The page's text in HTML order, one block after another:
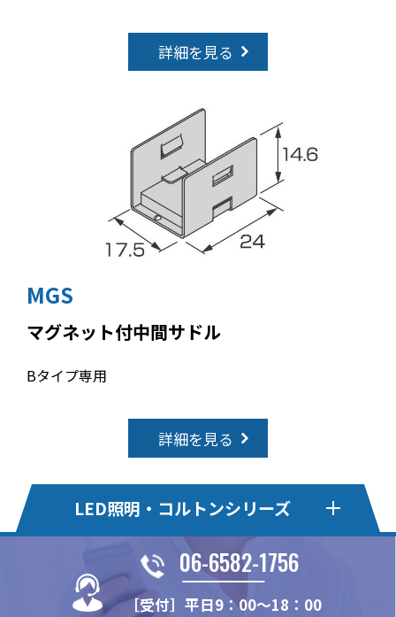
詳細を見る
MGS
マグネット付中間サドル
Bタイプ専用
詳細を見る
LED照明・コルトンシリーズ
LED照明【DC24V】シリー
LED照明【AC100V】シリー
ズ
06-6582-1756
［受付］平日9：00～18：00